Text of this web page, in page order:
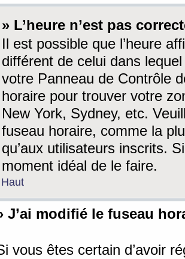
» L’heure n’est pas
Il est possible que l’heure
différent de celui dans
votre Panneau de Contrôle
horaire pour trouver votre
New York, Sydney, etc.
fuseau horaire, comme la
qu’aux utilisateurs inscrits.
moment idéal de le faire.
Haut
J’ai modifié le fuseau
vous êtes certain d’avoir